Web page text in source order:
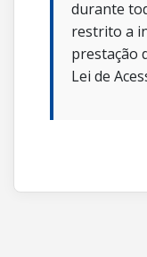
durante
restrito a
prestação
Lei de